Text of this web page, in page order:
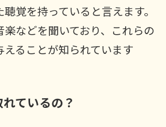
覚を持っていると言えます。
などを聞いており、これらの
ることが知られています
ているの？